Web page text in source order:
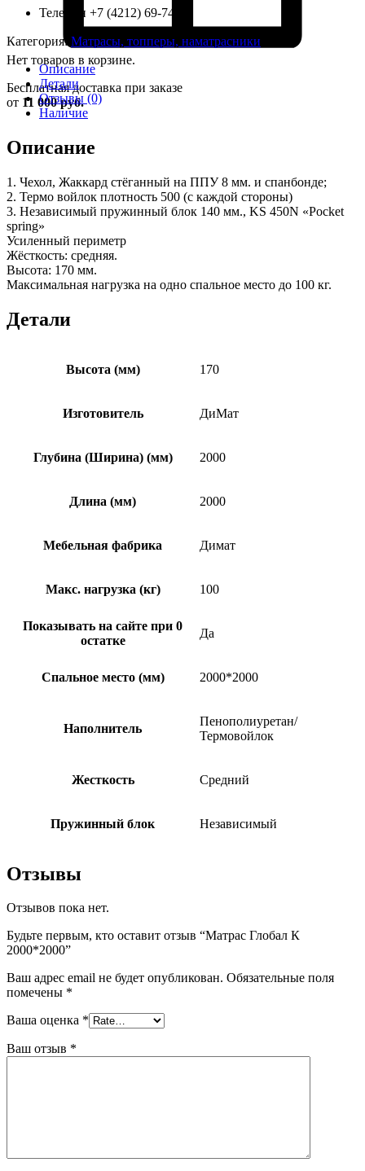
Нет товаров в корзине.
Бесплатная доставка при заказе
от 11 000 руб.
Телефон +7 (4212) 69-74-76
Категория: Матрасы, топперы, наматрасники
Описание
Детали
Отзывы (0)
Наличие
Описание
1. Чехол, Жаккард стёганный на ППУ 8 мм. и спанбонде;
2. Термо войлок плотность 500 (с каждой стороны)
3. Независимый пружинный блок 140 мм., KS 450N «Pocket
spring»
Усиленный периметр
Жёсткость: средняя.
Высота: 170 мм.
Максимальная нагрузка на одно спальное место до 100 кг.
Детали
Высота (мм) 170
Изготовитель ДиМат
Глубина (Ширина) (мм) 2000
Длина (мм) 2000
Мебельная фабрика Димат
Макс. нагрузка (кг) 100
Показывать на сайте при 0
остатке
Да
Спальное место (мм) 2000*2000
Наполнитель
Пенополиуретан/
Термовойлок
Жесткость Средний
Пружинный блок Независимый
Отзывы
Отзывов пока нет.
Будьте первым, кто оставит отзыв “Матрас Глобал К
2000*2000”
Ваш адрес email не будет опубликован. Обязательные поля
помечены *
Ваша оценка *
Ваш отзыв *